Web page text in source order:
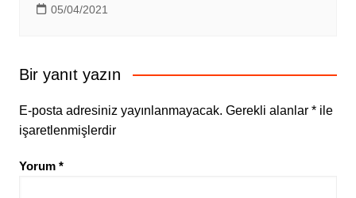
05/04/2021
Bir yanıt yazın
E-posta adresiniz yayınlanmayacak. Gerekli alanlar *ile
işaretlenmişlerdir
Yorum *